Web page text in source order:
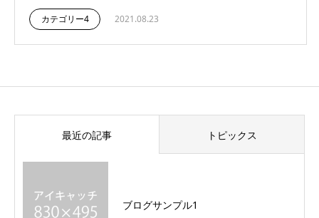
カテゴリー4 2021.08.23
最近の記事 トピックス
ブログサンプル1